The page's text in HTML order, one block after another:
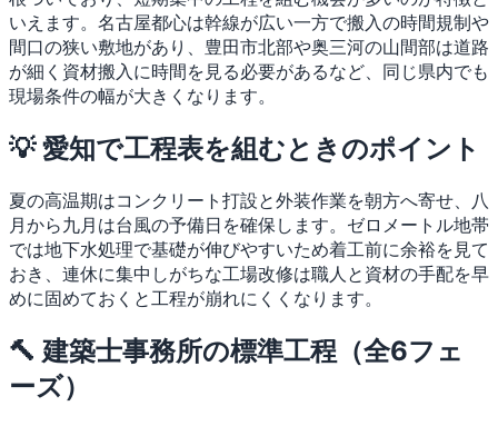
いえます。名古屋都心は幹線が広い一方で搬入の時間規制や
間口の狭い敷地があり、豊田市北部や奥三河の山間部は道路
が細く資材搬入に時間を見る必要があるなど、同じ県内でも
現場条件の幅が大きくなります。
💡 愛知で工程表を組むときのポイント
夏の高温期はコンクリート打設と外装作業を朝方へ寄せ、八
月から九月は台風の予備日を確保します。ゼロメートル地帯
では地下水処理で基礎が伸びやすいため着工前に余裕を見て
おき、連休に集中しがちな工場改修は職人と資材の手配を早
めに固めておくと工程が崩れにくくなります。
🔨 建築士事務所の標準工程（全6フェ
ーズ）